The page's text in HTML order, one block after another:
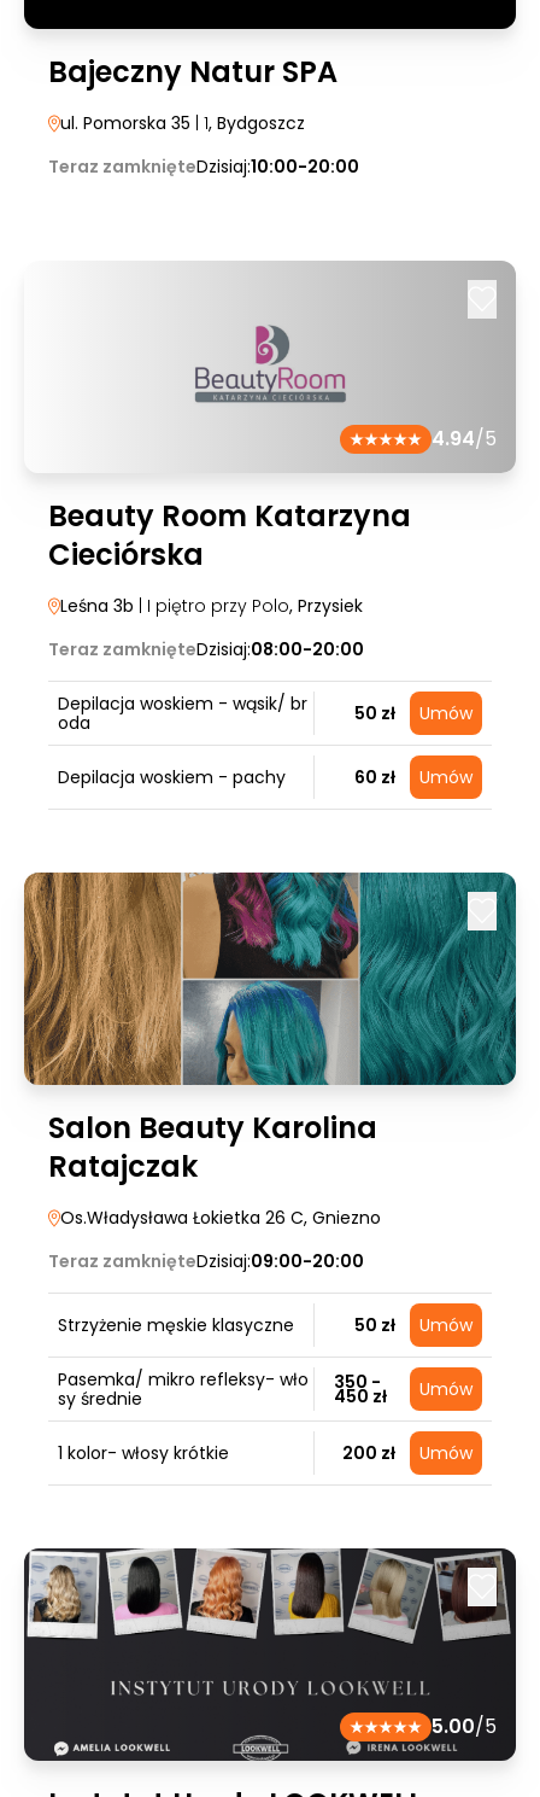
Bajeczny Natur SPA
ul. Pomorska 35 | 1, Bydgoszcz
Teraz zamknięteDzisiaj:10:00-20:00
4.94/5
Beauty Room Katarzyna
Cieciórska
Leśna 3b | I piętro przy Polo, Przysiek
Teraz zamknięteDzisiaj:08:00-20:00
Depilacja woskiem - wąsik/ br
oda
50 zł Umów
Depilacja woskiem - pachy 60 zł Umów
Salon Beauty Karolina
Ratajczak
Os.Władysława Łokietka 26 C, Gniezno
Teraz zamknięteDzisiaj:09:00-20:00
Strzyżenie męskie klasyczne 50 zł Umów
Pasemka/ mikro refleksy- wło
sy średnie
350 -
450 zł Umów
1 kolor- włosy krótkie 200 zł Umów
5.00/5